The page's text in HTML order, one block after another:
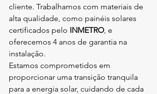
cliente. Trabalhamos com materiais de
alta qualidade, como painéis solares
certificados pelo INMETRO, e
oferecemos 4 anos de garantia na
instalação.
Estamos comprometidos em
proporcionar uma transição tranquila
para a energia solar, cuidando de cada